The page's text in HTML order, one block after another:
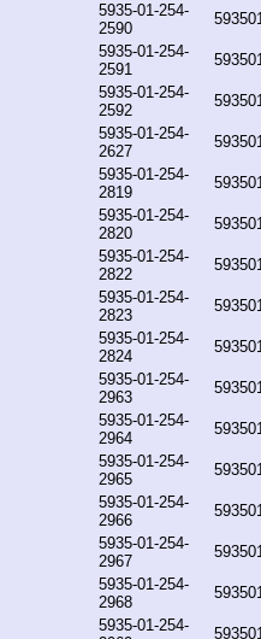
5935-01-254-
2590
5935-01-254-
2591
5935-01-254-
2592
5935-01-254-
2627
5935-01-254-
2819
5935-01-254-
2820
5935-01-254-
2822
5935-01-254-
2823
5935-01-254-
2824
5935-01-254-
2963
5935-01-254-
2964
5935-01-254-
2965
5935-01-254-
2966
5935-01-254-
2967
5935-01-254-
2968
5935-01-254-